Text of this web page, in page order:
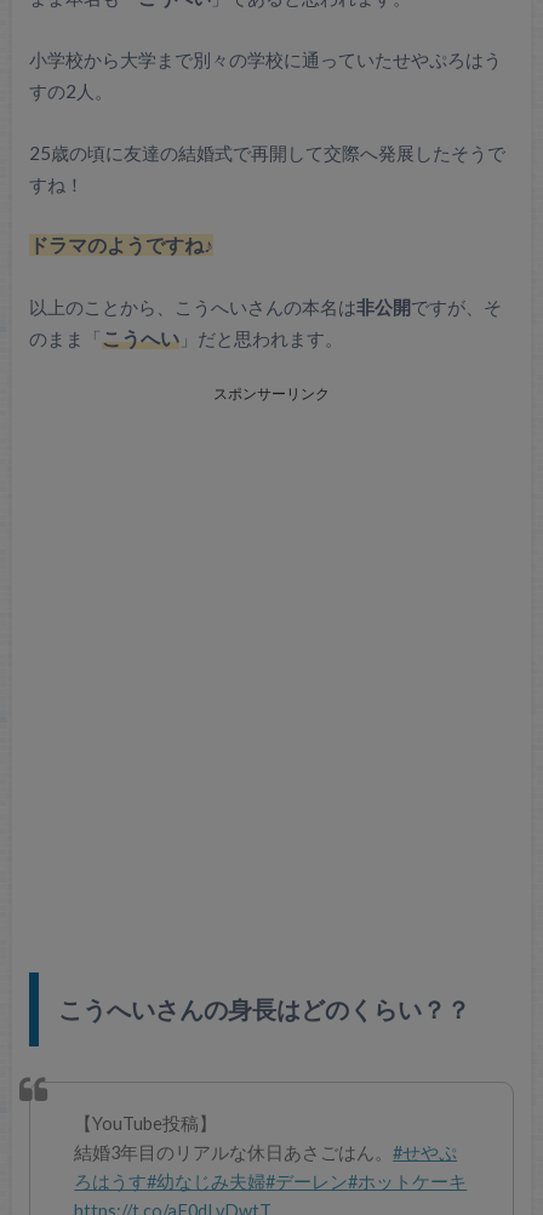
小学校から大学まで別々の学校に通っていたせやぷろはう
すの2人。
25歳の頃に友達の結婚式で再開して交際へ発展したそうで
すね！
ドラマのようですね♪
以上のことから、こうへいさんの本名は非公開ですが、そ
のまま「こうへい」だと思われます。
スポンサーリンク
こうへいさんの身長はどのくらい？？
【YouTube投稿】
結婚3年目のリアルな休日あさごはん。#せやぷ
ろはうす#幼なじみ夫婦#デーレン#ホットケーキ